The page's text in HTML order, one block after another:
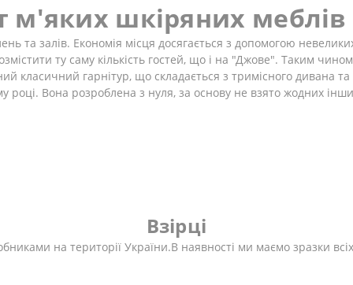
м'яких шкіряних
та залів. Економія місця досягається з допомогою
ту саму кількість гостей, що і на "Джове". Таким
класичний гарнітур, що складається з тримісного дивана
Вона розроблена з нуля, за основу не взято жодних
Взірці
на території України.В наявності ми маємо зразки всіх